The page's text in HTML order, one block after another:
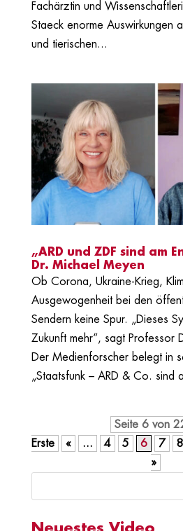
Fachärztin und
Staeck enorme Auswirkungen
und tierischen...
„ARD und ZDF sind am
Dr. Michael Meyen
Ob Corona, Ukraine-Krieg,
Ausgewogenheit bei den
Sendern keine Spur. „Dieses
Zukunft mehr“, sagt Professor
Der Medienforscher belegt in
„Staatsfunk – ARD & Co. sind
Seite 6 von
Erste
« ... 4 5 6 7 8
»